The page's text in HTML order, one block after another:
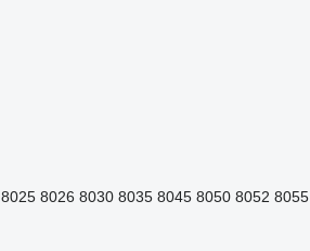
8025 8026 8030 8035 8045 8050 8052 8055